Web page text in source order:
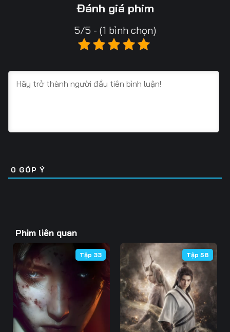
20
25 26
31 32 33
37 38 39
47 48
49 51
52 54
55 57
Đánh giá phim
5/5 - (1 bình chọn)
0 GÓP Ý
Phim liên quan
Tập 33 Tập 58